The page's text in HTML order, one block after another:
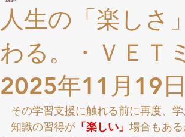
人生の「楽しさ
わる。・ＶＥ
2025年11月19
その学習支援に触れる前に再度、
知識の習得が 「楽しい」 場合もあ